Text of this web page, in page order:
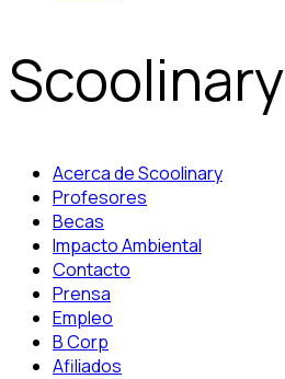
Scoolinary
Acerca de Scoolinary
Profesores
Becas
Impacto Ambiental
Contacto
Prensa
Empleo
B Corp
Afiliados